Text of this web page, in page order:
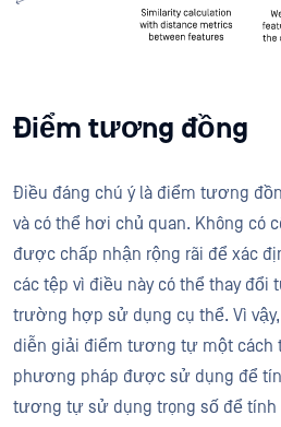
Điểm tương đồng
Điều đáng chú ý là điểm tương
và có thể hơi chủ quan. Không có
được chấp nhận rộng rãi để xác
các tệp vì điều này có thể thay đổi
trường hợp sử dụng cụ thể. Vì
diễn giải điểm tương tự một cách
phương pháp được sử dụng để
tương tự sử dụng trọng số để